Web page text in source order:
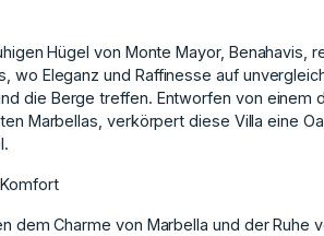
Hügel von Monte Mayor, Benahavis,
wo Eleganz und Raffinesse auf
die Berge treffen. Entworfen von einem
Marbellas, verkörpert diese Villa eine
dem Charme von Marbella und der Ruhe